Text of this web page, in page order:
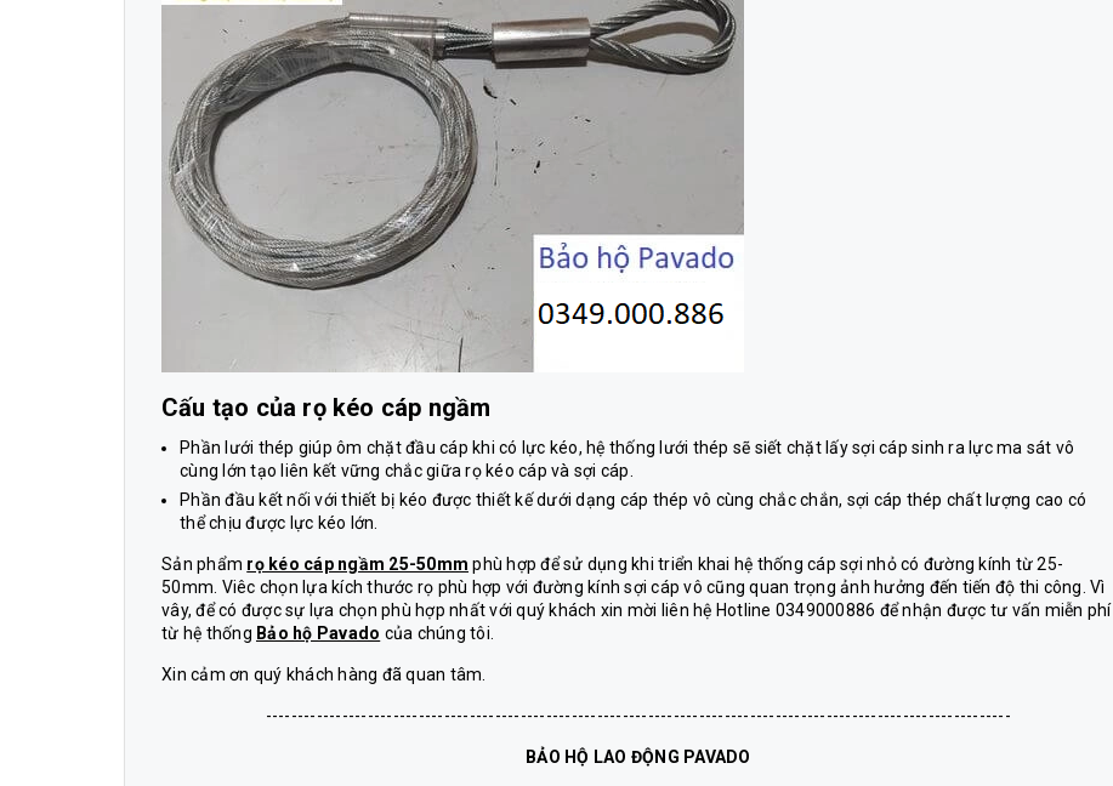
Cấu tạo của rọ kéo cáp ngầm
Phần lưới thép giúp ôm chặt đầu cáp khi có lực kéo, hệ thống lưới thép sẽ siết chặt lấy sợi cáp sinh ra lực ma sát vô
cùng lớn tạo liên kết vững chắc giữa rọ kéo cáp và sợi cáp.
Phần đầu kết nối với thiết bị kéo được thiết kế dưới dạng cáp thép vô cùng chắc chắn, sợi cáp thép chất lượng cao có
thể chịu được lực kéo lớn.
Sản phẩm rọ kéo cáp ngầm 25-50mm phù hợp để sử dụng khi triển khai hệ thống cáp sợi nhỏ có đường kính từ 25-
50mm. Viêc chọn lựa kích thước rọ phù hợp với đường kính sợi cáp vô cũng quan trọng ảnh hưởng đến tiến độ thi công. Vì
vây, để có được sự lựa chọn phù hợp nhất với quý khách xin mời liên hệ Hotline 0349000886 để nhận được tư vấn miễn phí
từ hệ thống Bảo hộ Pavado của chúng tôi.
Xin cảm ơn quý khách hàng đã quan tâm.
---------------------------------------------------------------------------------------------------------------------
BẢO HỘ LAO ĐỘNG PAVADO